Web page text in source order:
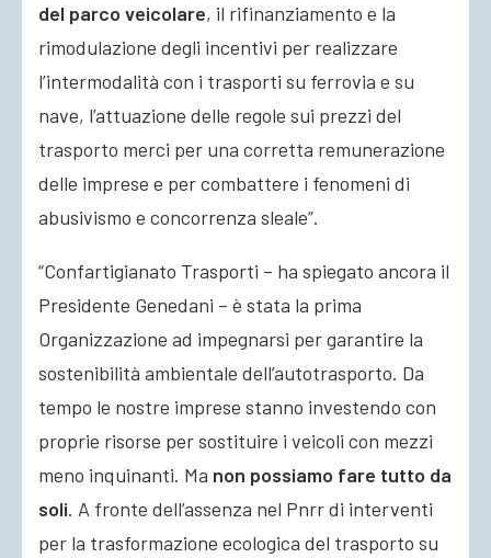
del parco veicolare, il rifinanziamento e la
rimodulazione degli incentivi per realizzare
l’intermodalità con i trasporti su ferrovia e su
nave, l’attuazione delle regole sui prezzi del
trasporto merci per una corretta remunerazione
delle imprese e per combattere i fenomeni di
abusivismo e concorrenza sleale”.
“Confartigianato Trasporti – ha spiegato ancora il
Presidente Genedani – è stata la prima
Organizzazione ad impegnarsi per garantire la
sostenibilità ambientale dell’autotrasporto. Da
tempo le nostre imprese stanno investendo con
proprie risorse per sostituire i veicoli con mezzi
meno inquinanti. Ma non possiamo fare tutto da
soli. A fronte dell’assenza nel Pnrr di interventi
per la trasformazione ecologica del trasporto su